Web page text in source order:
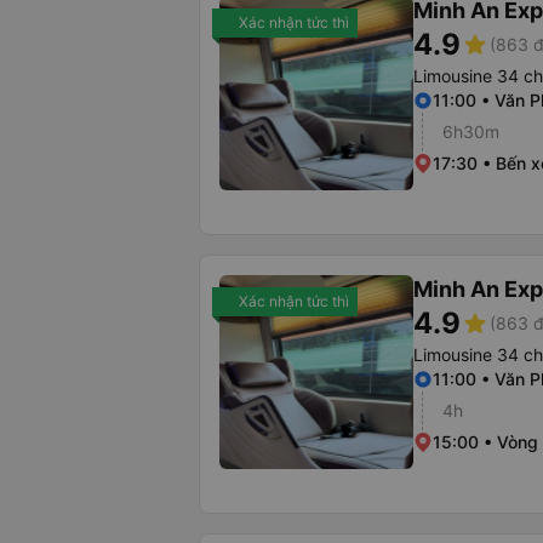
Xác nhận tức thì Minh An
4.9star (863
Limousine 34
11:00 • Văn
6h30m
17:30 • Bến
Xác nhận tức thì Minh An
4.9star (863
Limousine 34
11:00 • Văn
4h
15:00 •